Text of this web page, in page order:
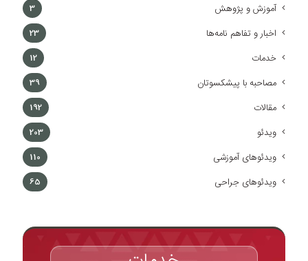
آموزش و پژوهش 3
اخبار و تفاهم نامه‌ها 23
خدمات 12
مصاحبه با پیشکسوتان 39
مقالات 192
ویدئو 203
ویدئوهای آموزشی 110
ویدئوهای جراحی 65